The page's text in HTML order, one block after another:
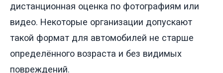
дистанционная оценка по фотографиям или
видео. Некоторые организации допускают
такой формат для автомобилей не старше
определённого возраста и без видимых
повреждений.